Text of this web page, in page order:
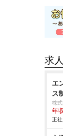
求
エ
ス
株
年
正